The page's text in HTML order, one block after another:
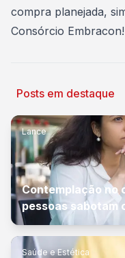
compra planejada,
Consórcio Embracon!
Posts em destaque
Lance
Contemplação no
pessoas sabotam
Saúde e Estética